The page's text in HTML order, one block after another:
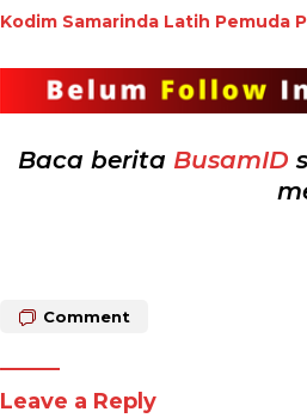
Kodim Samarinda Latih Pemuda
Baca berita BusamID
Comment
Leave a Reply